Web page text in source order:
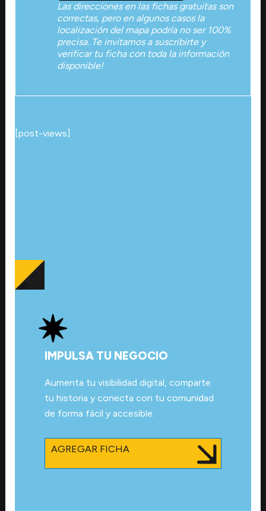
Las direcciones en las fichas gratuitas son
correctas, pero en algunos casos la
localización del mapa podría no ser 100%
precisa. Te invitamos a suscribirte y
verificar tu ficha con toda la información
disponible!
[post-views]
IMPULSA TU NEGOCIO
Aumenta tu visibilidad digital, comparte
tu historia y conecta con tu comunidad
de forma fácil y accesible.
AGREGAR FICHA